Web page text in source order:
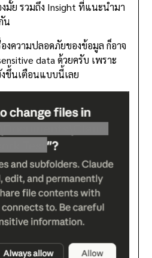
งมั้ย รวมถึง Insight ที่แนะนำมา
น
งความปลอดภัยของข้อมูล ก็อาจ
data ด้วยครับ เพราะ
ขึ้นเตือนแบบนี้เลย